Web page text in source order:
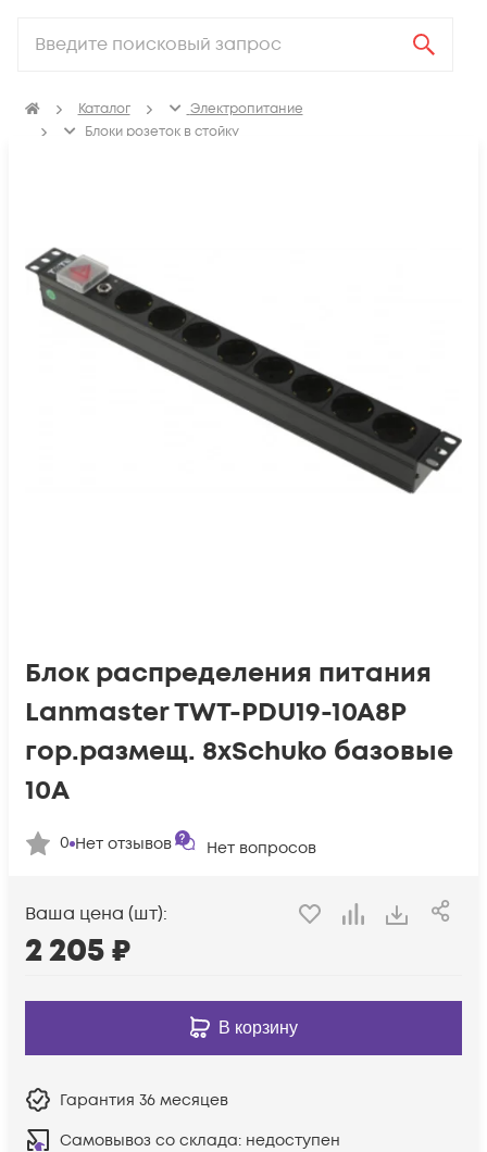
Каталог
Электропитание
Блоки розеток в стойку
Блок распределения питания
Lanmaster TWT-PDU19-10A8P
гор.размещ. 8xSchuko базовые
10A
0 Нет отзывов Нет вопросов
Ваша цена (шт):
2 205₽
В корзину
Гарантия 36 месяцев
Самовывоз со склада: недоступен